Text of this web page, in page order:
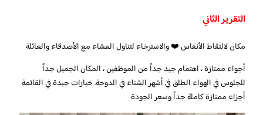
التقرير الثاني
مكان لالتقاط الأنفاس ❤️ والاسترخاء لتناول العشاء مع الأصدقاء والعائلة
أجواء ممتازة ، اهتمام جيد جداً من الموظفين ، المكان الجميل جداً
للجلوس في الهواء الطلق في أشهر الشتاء في الدوحة. خيارات جيدة في القائمة
أجزاء ممتازة كاملة جداً وسعر الجودة